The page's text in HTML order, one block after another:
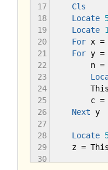
17
18
19
20
21
22
23
24
25
26
27
28
29
30
Cls
Locate
Locate
For x =
For y =
n =
c =
Next y
Locate
z =